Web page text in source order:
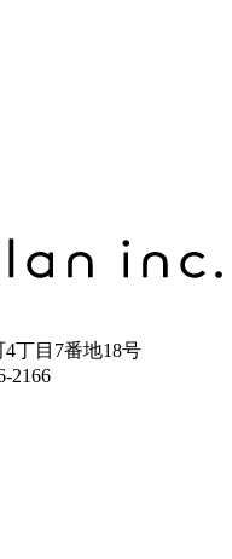
丁目7番地18号
2166